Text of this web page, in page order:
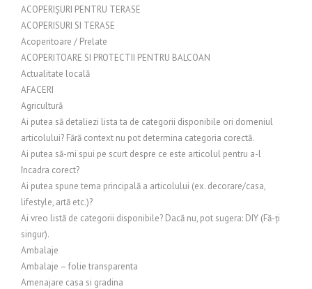
ACOPERIȘURI PENTRU TERASE
ACOPERISURI SI TERASE
Acoperitoare / Prelate
ACOPERITOARE SI PROTECTII PENTRU BALCOAN
Actualitate locală
AFACERI
Agricultură
Ai putea să detaliezi lista ta de categorii disponibile ori domeniul
articolului? Fără context nu pot determina categoria corectă.
Ai putea să-mi spui pe scurt despre ce este articolul pentru a-l
încadra corect?
Ai putea spune tema principală a articolului (ex. decorare/casa,
lifestyle, artă etc.)?
Ai vreo listă de categorii disponibile? Dacă nu, pot sugera: DIY (Fă-ți
singur).
Ambalaje
Ambalaje – folie transparenta
Amenajare casa si gradina